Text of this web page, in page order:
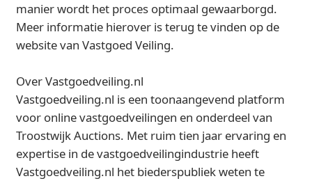
manier wordt het proces optimaal gewaarborgd.
Meer informatie hierover is terug te vinden op de
website van Vastgoed Veiling.
Over Vastgoedveiling.nl
Vastgoedveiling.nl is een toonaangevend platform
voor online vastgoedveilingen en onderdeel van
Troostwijk Auctions. Met ruim tien jaar ervaring en
expertise in de vastgoedveilingindustrie heeft
Vastgoedveiling.nl het biederspubliek weten te